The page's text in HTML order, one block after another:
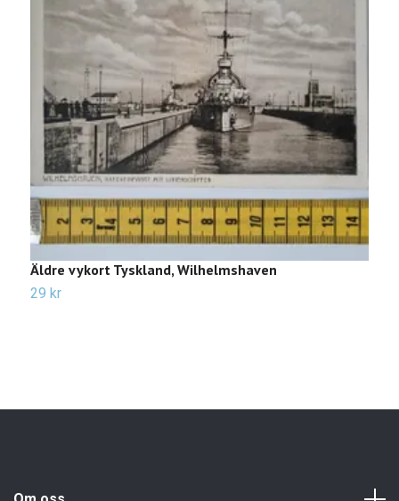
Äldre vykort Tyskland, Wilhelmshaven
29 kr